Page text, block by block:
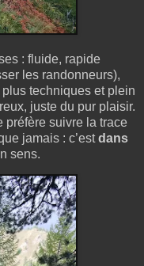
: fluide, rapide
les randonneurs),
techniques et plein
juste du pur plaisir.
préfère suivre la trace
jamais : c’estdans
sens.